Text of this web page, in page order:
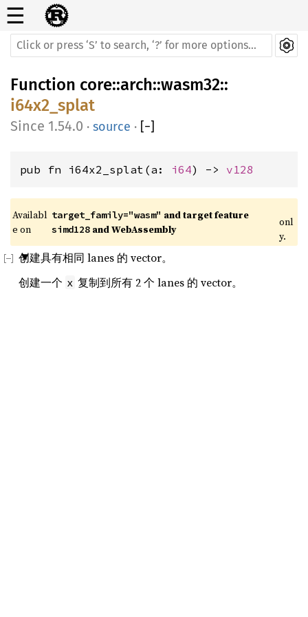
☰
Function core::arch::wasm32::
i64x2_splat
1.54.0 · source · [−]
pub fn i64x2_splat(a: i64) -> v128
Availabl
e on
target_family="wasm" and target feature
simd128 and WebAssembly
onl
y.
创建具有相同 lanes 的 vector。
创建一个 x 复制到所有 2 个 lanes 的 vector。